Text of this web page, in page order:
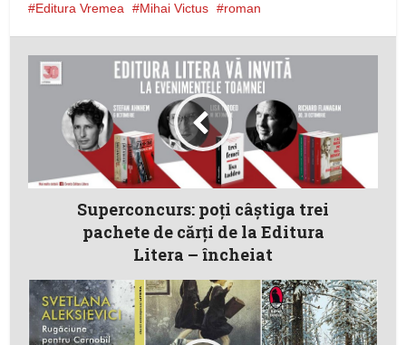
Editura Vremea Mihai Victus roman
Superconcurs: poţi câştiga trei
pachete de cărţi de la Editura
Litera – încheiat